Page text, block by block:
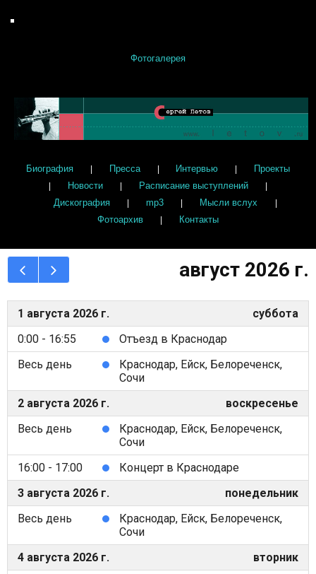
Фотогалерея
Биография Пресса Интервью Проекты
Новости Расписание выступлений
Дискография mp3 Мысли вслух
Фотоархив Контакты